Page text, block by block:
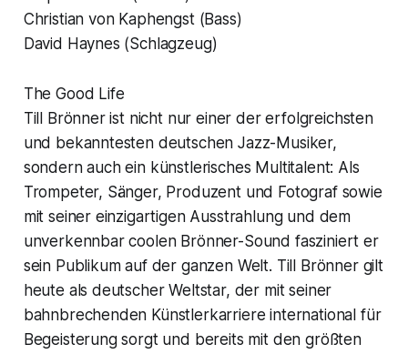
Christian von Kaphengst (Bass)
David Haynes (Schlagzeug)
The Good Life
Till Brönner ist nicht nur einer der erfolgreichsten
und bekanntesten deutschen Jazz-Musiker,
sondern auch ein künstlerisches Multitalent: Als
Trompeter, Sänger, Produzent und Fotograf sowie
mit seiner einzigartigen Ausstrahlung und dem
unverkennbar coolen Brönner-Sound fasziniert er
sein Publikum auf der ganzen Welt. Till Brönner gilt
heute als deutscher Weltstar, der mit seiner
bahnbrechenden Künstlerkarriere international für
Begeisterung sorgt und bereits mit den größten